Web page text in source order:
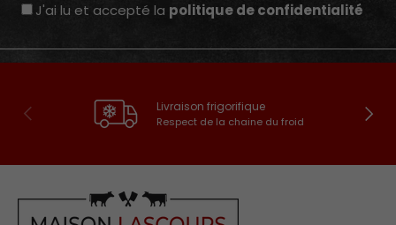
J'ai lu et accepté la politique de confidentialité
Précédent Livraison frigorifique
Respect de la chaine du froid